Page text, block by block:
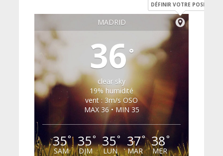
MADRID
DÉFINIR VOTRE POSITION
36°
clear sky
19% humidité
vent : 3m/s OSO
MAX 36 • MIN 35
35°
SAM
35°
DIM
35°
LUN
37°
MAR
38°
MER